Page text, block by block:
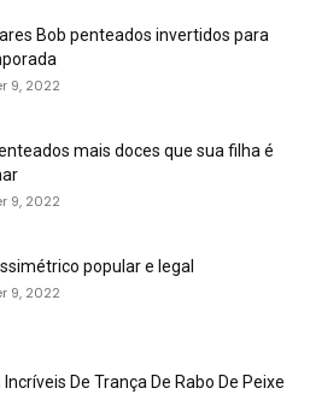
Bob penteados invertidos para
9, 2022
mais doces que sua filha é
9, 2022
popular e legal
9, 2022
De Trança De Rabo De Peixe